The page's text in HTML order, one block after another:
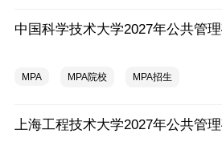
MPA MPA院校 MPA招生